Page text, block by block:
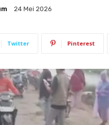
24 Mei 2026
Twitter Pinterest